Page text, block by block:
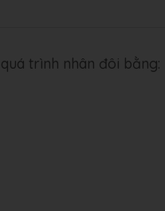
trình nhân đôi bằng: